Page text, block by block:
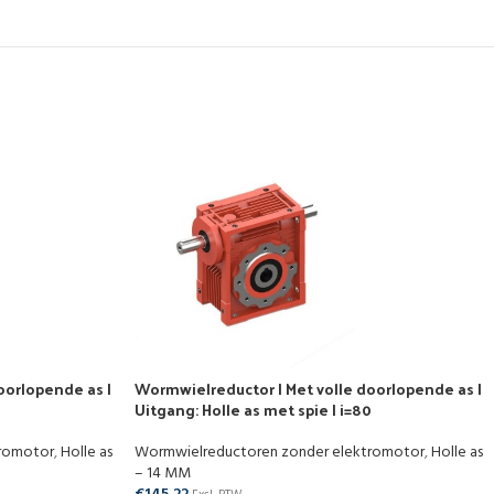
as |
,Holle as
Wormwielreductor | Met volle doorlopende as |
Uitgang: Holle as met spie | i=80
Wormwielreductoren zonder elektromotor,Holle as
– 14 MM